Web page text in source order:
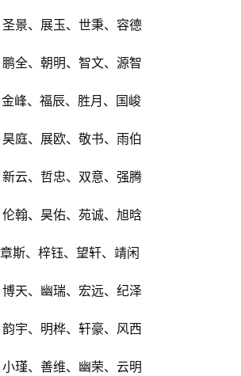
景、展玉、世秉、容德
全、朝明、智文、源智
峰、福辰、胜月、国峻
庭、展欧、敬书、雨伯
云、哲忠、双意、强腾
翰、昊佑、苑诚、旭晗
斯、梓钰、望轩、靖闲
天、幽瑞、宏远、纪泽
宇、明桦、轩豪、风西
瑾、善维、幽荣、云明